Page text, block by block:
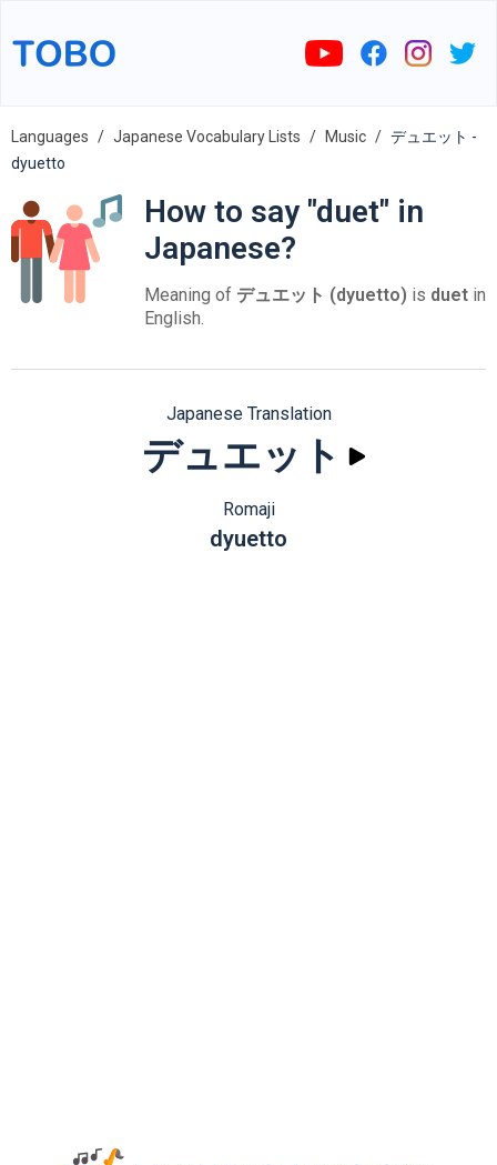
Languages Japanese Vocabulary Lists Music
デュエット -
dyuetto
How to say "duet" in
Japanese?
Meaning of デュエット (dyuetto) is duet in
English.
Japanese Translation
デュエット
Romaji
dyuetto